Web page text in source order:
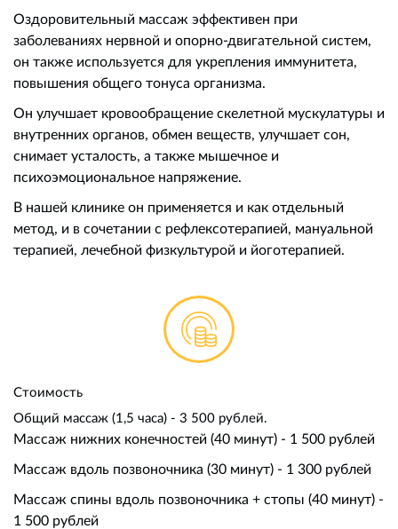
Оздоровительный массаж эффективен при
заболеваниях нервной и опорно-двигательной систем,
он также используется для укрепления иммунитета,
повышения общего тонуса организма.
Он улучшает кровообращение скелетной мускулатуры и
внутренних органов, обмен веществ, улучшает сон,
снимает усталость, а также мышечное и
психоэмоциональное напряжение.
В нашей клинике он применяется и как отдельный
метод, и в сочетании с рефлексотерапией, мануальной
терапией, лечебной физкультурой и йоготерапией.
Стоимость
Общий массаж (1,5 часа) - 3 500 рублей.
Массаж нижних конечностей (40 минут) - 1 500 рублей
Массаж вдоль позвоночника (30 минут) - 1 300 рублей
Массаж спины вдоль позвоночника + стопы (40 минут) -
1 500 рублей